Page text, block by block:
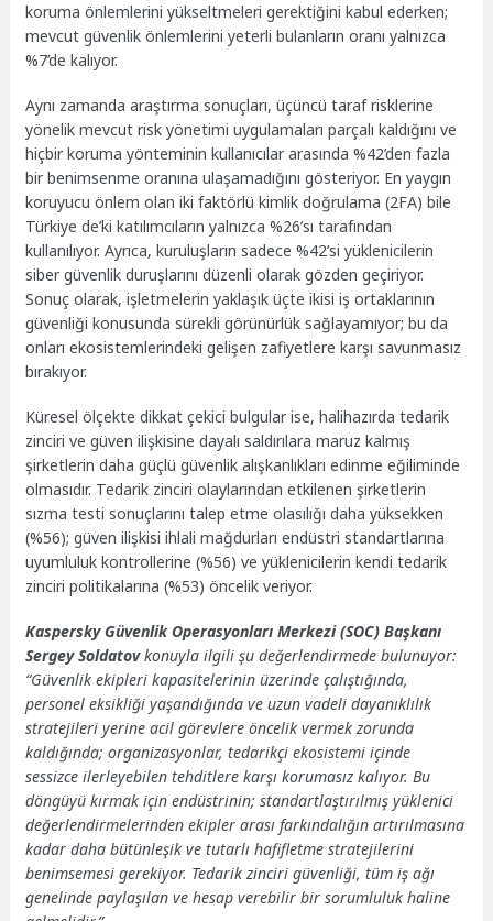
koruma önlemlerini yükseltmeleri gerektiğini kabul ederken;
mevcut güvenlik önlemlerini yeterli bulanların oranı yalnızca
%7’de kalıyor.
Aynı zamanda araştırma sonuçları, üçüncü taraf risklerine
yönelik mevcut risk yönetimi uygulamaları parçalı kaldığını ve
hiçbir koruma yönteminin kullanıcılar arasında %42’den fazla
bir benimsenme oranına ulaşamadığını gösteriyor. En yaygın
koruyucu önlem olan iki faktörlü kimlik doğrulama (2FA) bile
Türkiye de’ki katılımcıların yalnızca %26’sı tarafından
kullanılıyor. Ayrıca, kuruluşların sadece %42’si yüklenicilerin
siber güvenlik duruşlarını düzenli olarak gözden geçiriyor.
Sonuç olarak, işletmelerin yaklaşık üçte ikisi iş ortaklarının
güvenliği konusunda sürekli görünürlük sağlayamıyor; bu da
onları ekosistemlerindeki gelişen zafiyetlere karşı savunmasız
bırakıyor.
Küresel ölçekte dikkat çekici bulgular ise, halihazırda tedarik
zinciri ve güven ilişkisine dayalı saldırılara maruz kalmış
şirketlerin daha güçlü güvenlik alışkanlıkları edinme eğiliminde
olmasıdır. Tedarik zinciri olaylarından etkilenen şirketlerin
sızma testi sonuçlarını talep etme olasılığı daha yüksekken
(%56); güven ilişkisi ihlali mağdurları endüstri standartlarına
uyumluluk kontrollerine (%56) ve yüklenicilerin kendi tedarik
zinciri politikalarına (%53) öncelik veriyor.
Kaspersky Güvenlik Operasyonları Merkezi (SOC) Başkanı
Sergey Soldatovkonuyla ilgili şu değerlendirmede bulunuyor:
“Güvenlik ekipleri kapasitelerinin üzerinde çalıştığında,
personel eksikliği yaşandığında ve uzun vadeli dayanıklılık
stratejileri yerine acil görevlere öncelik vermek zorunda
kaldığında; organizasyonlar, tedarikçi ekosistemi içinde
sessizce ilerleyebilen tehditlere karşı korumasız kalıyor. Bu
döngüyü kırmak için endüstrinin; standartlaştırılmış yüklenici
değerlendirmelerinden ekipler arası farkındalığın artırılmasına
kadar daha bütünleşik ve tutarlı hafifletme stratejilerini
benimsemesi gerekiyor. Tedarik zinciri güvenliği, tüm iş ağı
genelinde paylaşılan ve hesap verebilir bir sorumluluk haline